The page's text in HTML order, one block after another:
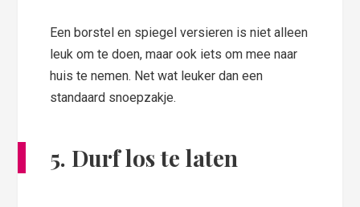
Een borstel en spiegel versieren is niet alleen
leuk om te doen, maar ook iets om mee naar
huis te nemen. Net wat leuker dan een
standaard snoepzakje.
5. Durf los te laten